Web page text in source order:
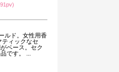
ルド。女性用香
ィックなセ
ベース。セク
です。 ...